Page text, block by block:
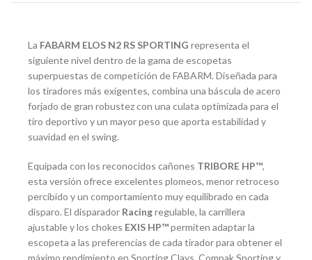
La FABARM ELOS N2 RS SPORTING representa el
siguiente nivel dentro de la gama de escopetas
superpuestas de competición de FABARM. Diseñada para
los tiradores más exigentes, combina una báscula de acero
forjado de gran robustez con una culata optimizada para el
tiro deportivo y un mayor peso que aporta estabilidad y
suavidad en el swing.
Equipada con los reconocidos cañones TRIBORE HP™,
esta versión ofrece excelentes plomeos, menor retroceso
percibido y un comportamiento muy equilibrado en cada
disparo. El disparador Racingregulable, la carrillera
ajustable y los chokes EXIS HP™permiten adaptar la
escopeta a las preferencias de cada tirador para obtener el